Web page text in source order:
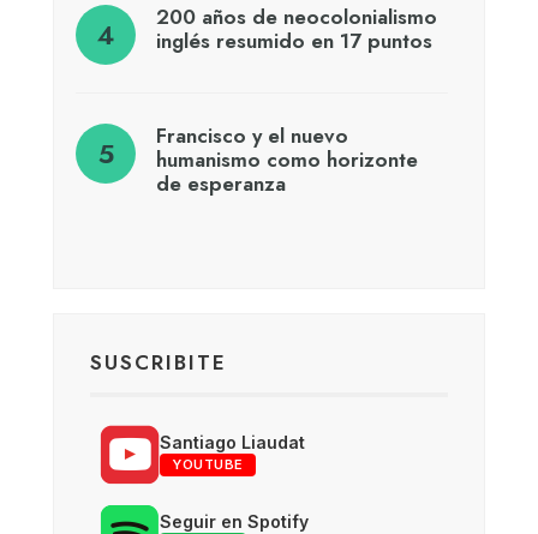
200 años de neocolonialismo
inglés resumido en 17 puntos
Francisco y el nuevo
humanismo como horizonte
de esperanza
SUSCRIBITE
Santiago Liaudat
YOUTUBE
Seguir en Spotify